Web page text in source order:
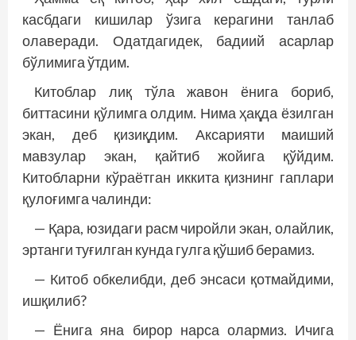
касбдаги кишилар ўзига керагини танлаб
олаверади. Одатдагидек, бадиий асарлар
бўлимига ўтдим.
Китоблар лиқ тўла жавон ёнига бориб,
биттасини қўлимга олдим. Нима ҳақда ёзилган
экан, деб қизиқдим. Аксарияти маиший
мавзулар экан, қайтиб жойига қўйдим.
Китобларни кўраётган иккита қизнинг гаплари
қулоғимга чалинди:
— Қара, юзидаги расм чиройли экан, олайлик,
эртанги туғилган кунда гулга қўшиб берамиз.
— Китоб обкелибди, деб энсаси қотмайдими,
ишқилиб?
— Ёнига яна бирор нарса олармиз. Ичига